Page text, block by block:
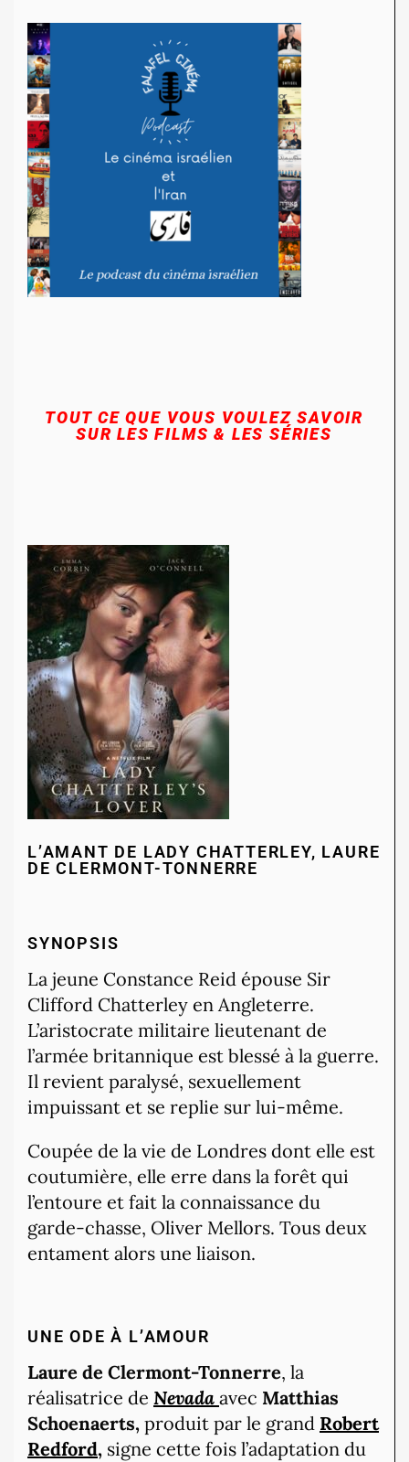
TOUT CE QUE VOUS VOULEZ SAVOIR
SUR LES FILMS & LES SÉRIES
L’AMANT DE LADY CHATTERLEY, LAURE
DE CLERMONT-TONNERRE
SYNOPSIS
La jeune Constance Reid épouse Sir
Clifford Chatterley en Angleterre.
L’aristocrate militaire lieutenant de
l’armée britannique est blessé à la guerre.
Il revient paralysé, sexuellement
impuissant et se replie sur lui-même.
Coupée de la vie de Londres dont elle est
coutumière, elle erre dans la forêt qui
l’entoure et fait la connaissance du
garde-chasse, Oliver Mellors. Tous deux
entament alors une liaison.
UNE ODE À L’AMOUR
Laure de Clermont-Tonnerre, la
réalisatrice de Nevada avec Matthias
Schoenaerts, produit par le grand Robert
Redford, signe cette fois l’adaptation du